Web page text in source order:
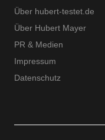
Über hubert-testet.de
Über Hubert Mayer
PR & Medien
Impressum
Datenschutz